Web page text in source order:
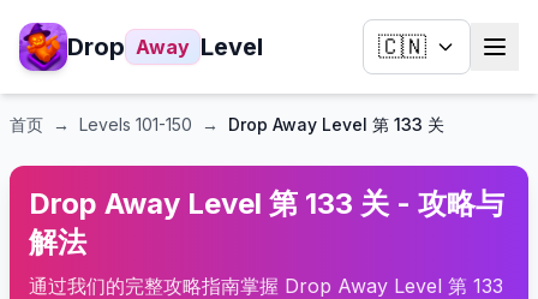
Drop Away Level 🇨🇳
首页 → Levels 101-150 → Drop Away Level 第 133 关
Drop Away Level 第 133 关 - 攻略与
解法
通过我们的完整攻略指南掌握 Drop Away Level 第 133